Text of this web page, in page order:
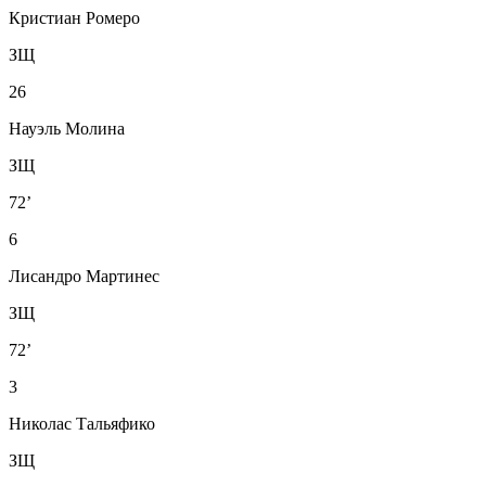
Кристиан Ромеро
ЗЩ
26
Науэль Молина
ЗЩ
72’
6
Лисандро Мартинес
ЗЩ
72’
3
Николас Тальяфико
ЗЩ